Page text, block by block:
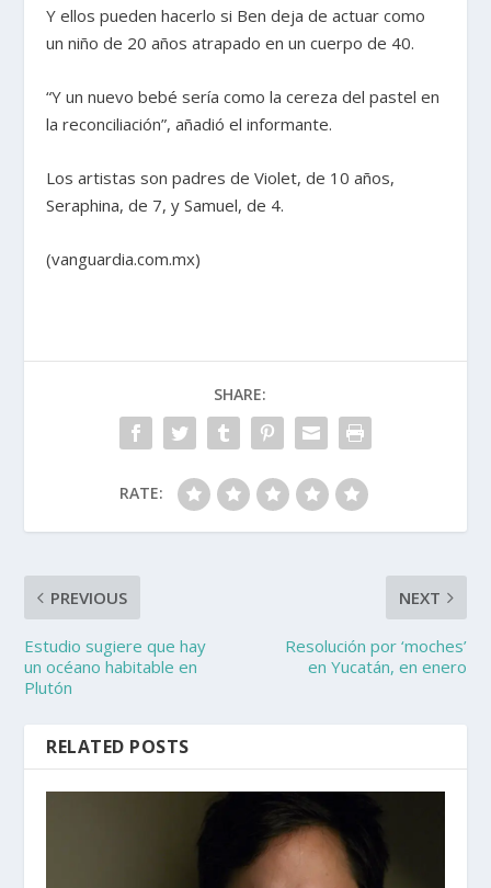
Y ellos pueden hacerlo si Ben deja de actuar como
un niño de 20 años atrapado en un cuerpo de 40.
“Y un nuevo bebé sería como la cereza del pastel en
la reconciliación”, añadió el informante.
Los artistas son padres de Violet, de 10 años,
Seraphina, de 7, y Samuel, de 4.
(vanguardia.com.mx)
SHARE:
RATE:
PREVIOUS
Estudio sugiere que hay
un océano habitable en
Plutón
NEXT
Resolución por ‘moches’
en Yucatán, en enero
RELATED POSTS